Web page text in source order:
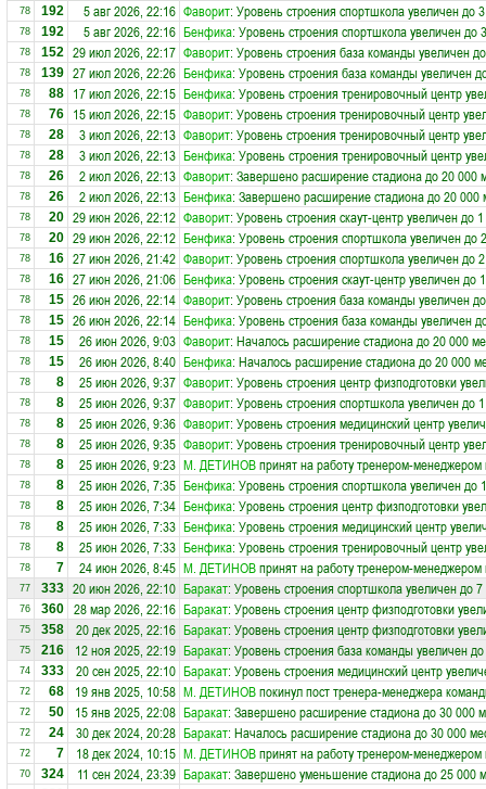
78 192 5 авг 2026, 22:16 Фаворит: Уровень строения спортшкола увеличен до
78 192 5 авг 2026, 22:16 Бенфика: Уровень строения спортшкола увеличен до
78 152 29 июл 2026, 22:17 Фаворит: Уровень строения база команды увеличен
78 139 27 июл 2026, 22:26 Бенфика: Уровень строения база команды увеличен
78 88 17 июл 2026, 22:15 Бенфика: Уровень строения тренировочный центр
78 76 15 июл 2026, 22:15 Фаворит: Уровень строения тренировочный центр
78 28 3 июл 2026, 22:13 Фаворит: Уровень строения тренировочный центр
78 28 3 июл 2026, 22:13 Бенфика: Уровень строения тренировочный центр
78 26 2 июл 2026, 22:13 Фаворит: Завершено расширение стадиона до 20 000
78 26 2 июл 2026, 22:13 Бенфика: Завершено расширение стадиона до 20 000
78 20 29 июн 2026, 22:12 Фаворит: Уровень строения скаут-центр увеличен до
78 20 29 июн 2026, 22:12 Бенфика: Уровень строения спортшкола увеличен до
78 16 27 июн 2026, 21:42 Фаворит: Уровень строения спортшкола увеличен до
78 16 27 июн 2026, 21:06 Бенфика: Уровень строения скаут-центр увеличен до
78 15 26 июн 2026, 22:14 Фаворит: Уровень строения база команды увеличен
78 15 26 июн 2026, 22:14 Бенфика: Уровень строения база команды увеличен
78 15 26 июн 2026, 9:03 Фаворит: Началось расширение стадиона до 20 000
78 15 26 июн 2026, 8:40 Бенфика: Началось расширение стадиона до 20 000
78 8 25 июн 2026, 9:37 Фаворит: Уровень строения центр физподготовки
78 8 25 июн 2026, 9:37 Фаворит: Уровень строения спортшкола увеличен до
78 8 25 июн 2026, 9:36 Фаворит: Уровень строения медицинский центр
78 8 25 июн 2026, 9:35 Фаворит: Уровень строения тренировочный центр
78 8 25 июн 2026, 9:23 М. ДЕТИНОВпринят на работу тренером-
78 8 25 июн 2026, 7:35 Бенфика: Уровень строения спортшкола увеличен до
78 8 25 июн 2026, 7:34 Бенфика: Уровень строения центр физподготовки
78 8 25 июн 2026, 7:33 Бенфика: Уровень строения медицинский центр
78 8 25 июн 2026, 7:33 Бенфика: Уровень строения тренировочный центр
78 7 24 июн 2026, 8:45 М. ДЕТИНОВпринят на работу тренером-
77 333 20 июн 2026, 22:10 Баракат: Уровень строения спортшкола увеличен до
76 360 28 мар 2026, 22:16 Баракат: Уровень строения центр физподготовки
75 358 20 дек 2025, 22:16 Баракат: Уровень строения центр физподготовки
75 216 12 ноя 2025, 22:19 Баракат: Уровень строения база команды увеличен
74 333 20 сен 2025, 22:10 Баракат: Уровень строения медицинский центр
72 68 19 янв 2025, 10:58 М. ДЕТИНОВпокинул пост тренера-менеджера
72 50 15 янв 2025, 22:08 Баракат: Завершено расширение стадиона до 30 000
72 24 30 дек 2024, 20:28 Баракат: Началось расширение стадиона до 30 000
72 7 18 дек 2024, 10:15 М. ДЕТИНОВпринят на работу тренером-
70 324 11 сен 2024, 23:39 Баракат: Завершено уменьшение стадиона до 25 000